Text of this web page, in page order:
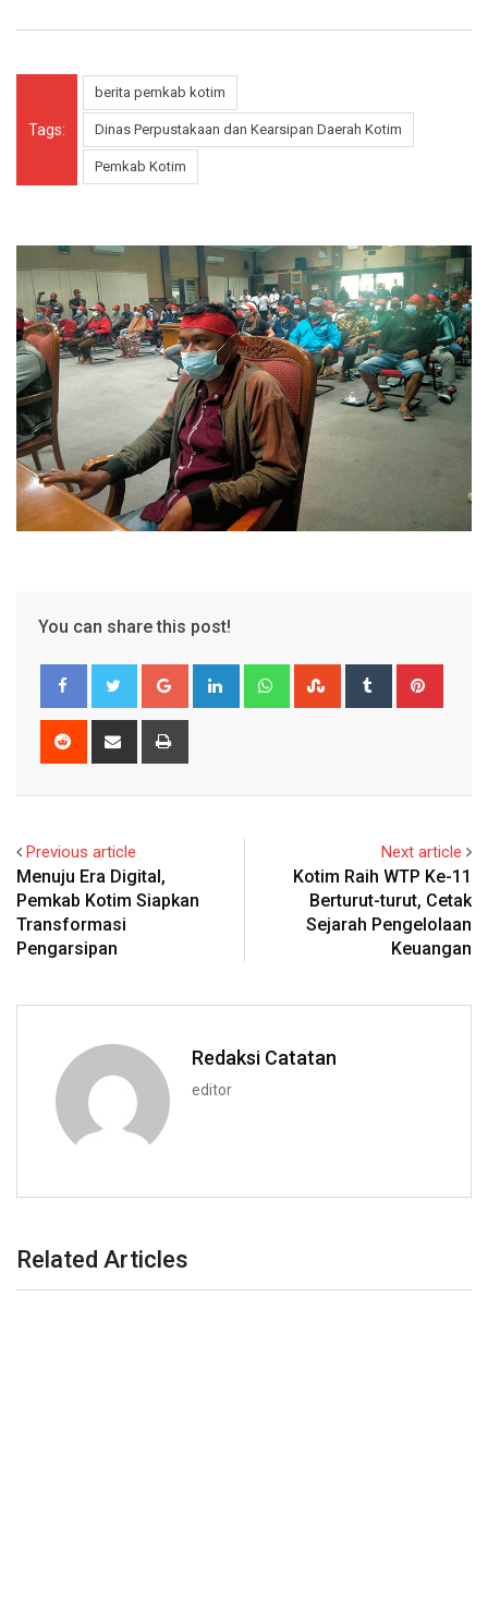
Tags:
berita pemkab kotim
Dinas Perpustakaan dan Kearsipan Daerah Kotim
Pemkab Kotim
You can share this post!
Google+ LinkedIn WhatsappStumbleUpon
Tumblr
Reddit
Share
Previous article
Menuju Era Digital,
Pemkab Kotim Siapkan
Transformasi
Pengarsipan
Next article
Kotim Raih WTP Ke-11
Berturut-turut, Cetak
Sejarah Pengelolaan
Keuangan
Redaksi Catatan
editor
Related Articles